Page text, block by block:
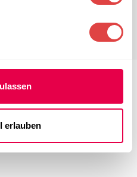
erlauben
und -textilien. Wir
für Restaurants, Hotels und
auf die Sie sich verlassen